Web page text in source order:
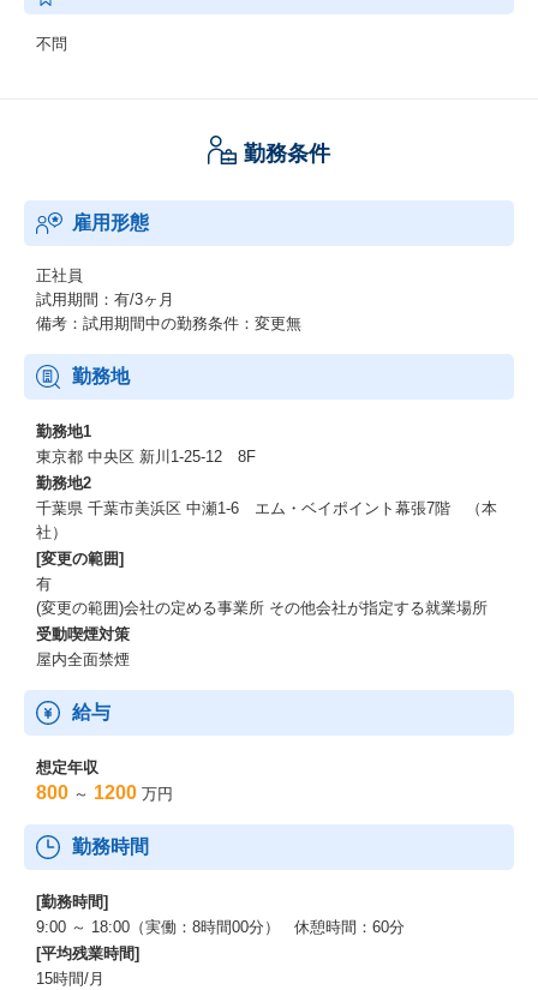
不問
勤務条件
雇用形態
正社員
試用期間：有/3ヶ月
備考：試用期間中の勤務条件：変更無
勤務地
勤務地1
東京都 中央区 新川1-25-12 8F
勤務地2
千葉県 千葉市美浜区 中瀬1-6 エム・ベイポイント幕張7階 （本
社）
[変更の範囲]
有
(変更の範囲)会社の定める事業所 その他会社が指定する就業場所
受動喫煙対策
屋内全面禁煙
給与
想定年収
800 ～ 1200 万円
勤務時間
[勤務時間]
9:00 ～ 18:00（実働：8時間00分） 休憩時間：60分
[平均残業時間]
15時間/月